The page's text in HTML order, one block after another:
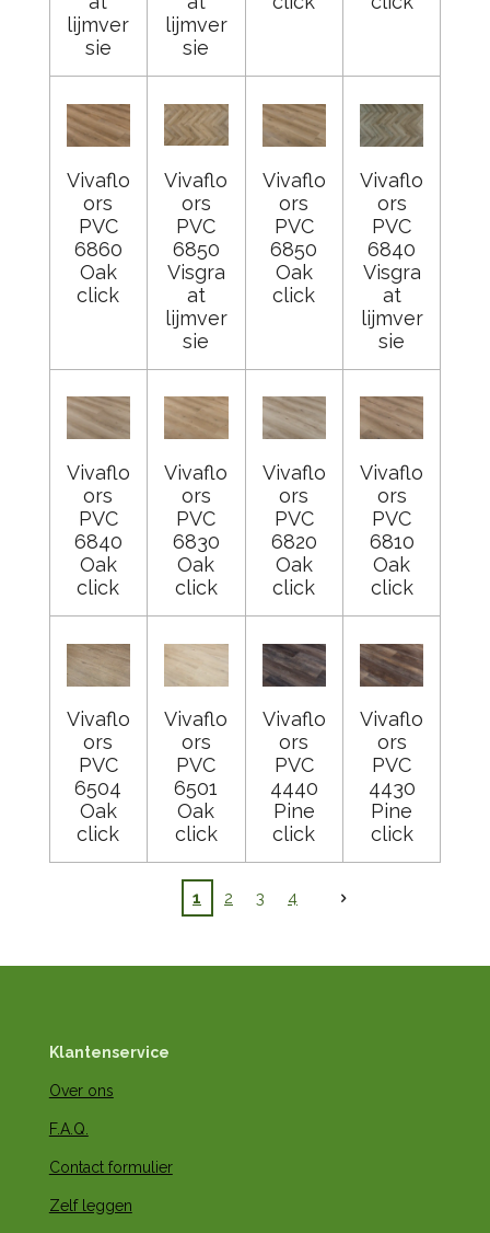
lijmver
sie
lijmver
sie
Vivaflo
ors
PVC
6860
Oak
click
Vivaflo
ors
PVC
6850
Visgra
at
lijmver
sie
Vivaflo
ors
PVC
6850
Oak
click
Vivaflo
ors
PVC
6840
Visgra
at
lijmver
sie
Vivaflo
ors
PVC
6840
Oak
click
Vivaflo
ors
PVC
6830
Oak
click
Vivaflo
ors
PVC
6820
Oak
click
Vivaflo
ors
PVC
6810
Oak
click
Vivaflo
ors
PVC
6504
Oak
click
Vivaflo
ors
PVC
6501
Oak
click
Vivaflo
ors
PVC
4440
Pine
click
Vivaflo
ors
PVC
4430
Pine
click
1 2 3 4
Klantenservice
Over ons
F.A.Q.
Contact formulier
Zelf leggen